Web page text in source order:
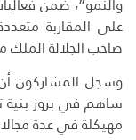
على المقاربة
صاحب الجلالة
وسجل المشاركون أن
ساهم في بروز بنية
مهيكلة في عدة